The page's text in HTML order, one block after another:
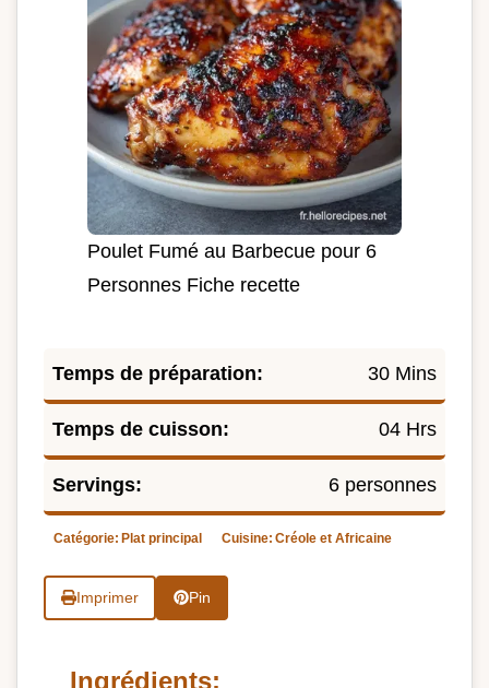
Poulet Fumé au Barbecue pour 6
Personnes Fiche recette
Temps de préparation: 30 Mins
Temps de cuisson: 04 Hrs
Servings: 6 personnes
Catégorie: Plat principal Cuisine: Créole et Africaine
Imprimer Pin
Ingrédients: